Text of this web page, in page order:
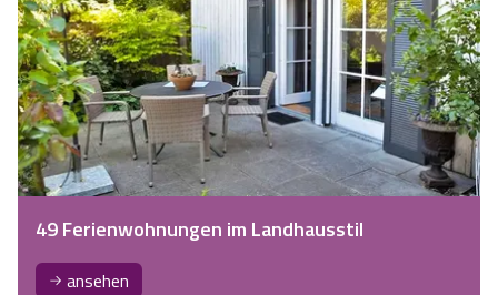
49 Ferienwohnungen im Landhausstil
ansehen